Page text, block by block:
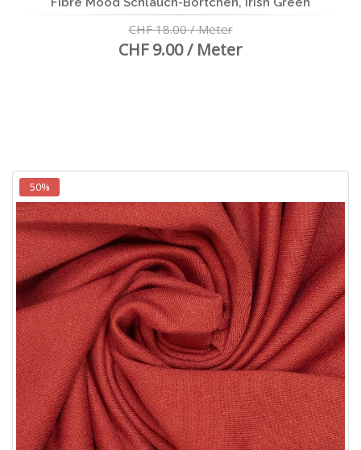
CHF 18.00 / Meter
CHF 9.00 / Meter
50%